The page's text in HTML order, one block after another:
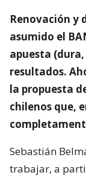
Renovación y
asumido el
apuesta
resultados.
la propuesta
chilenos que,
Sebastián
trabajar, a